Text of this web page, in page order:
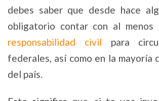
debes saber que desde hace
obligatorio contar con al menos
responsabilidad civil para
federales, así como en la mayoría
del país.